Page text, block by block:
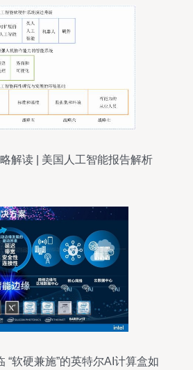
解读 | 美国人工智能报告解析
“软硬兼施”的英特尔AI计算盒如